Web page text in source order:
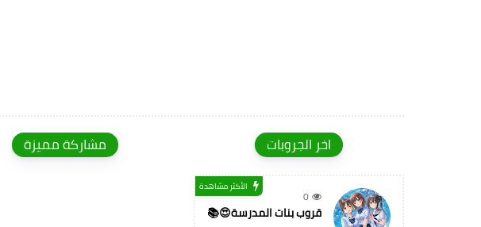
اخر الجروبات
0
الأكثر مشاهدة
قروب بنات المدرسة😍📚
مشاركة مميزة